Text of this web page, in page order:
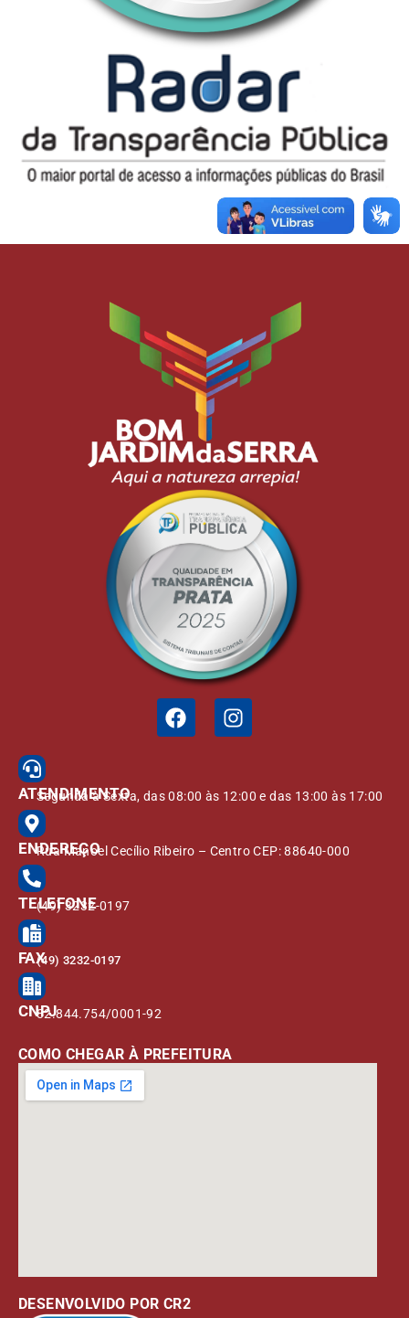
ATENDIMENTO
Segunda à Sexta, das 08:00 às 12:00 e das 13:00 às 17:00
ENDEREÇO
Rua Manoel Cecílio Ribeiro – Centro CEP: 88640-000
TELEFONE
(49) 3232-0197
FAX(49) 3232-0197
CNPJ82.844.754/0001-92
COMO CHEGAR À PREFEITURA
DESENVOLVIDO POR CR2